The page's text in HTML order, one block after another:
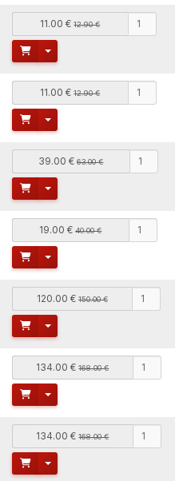
11.00 €12.90 €
Toggle Dropdown
11.00 €12.90 €
Toggle Dropdown
39.00 €63.00 €
Toggle Dropdown
19.00 €40.00 €
Toggle Dropdown
120.00 €150.00 €
Toggle Dropdown
134.00 €168.00 €
Toggle Dropdown
134.00 €168.00 €
Toggle Dropdown